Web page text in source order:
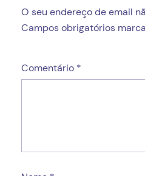
O seu endereço de email
Campos obrigatórios
Comentário *